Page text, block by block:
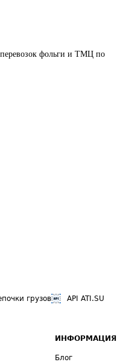
фольги и ТМЦ по
грузов API ATI.SU
ИНФОРМАЦИЯ
Блог